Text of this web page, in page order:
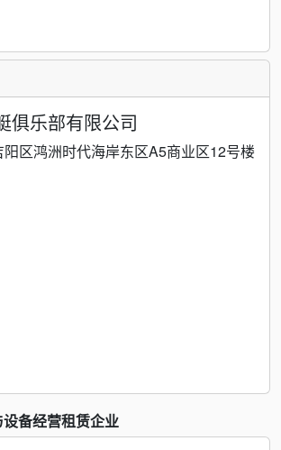
俱乐部有限公司
区鸿洲时代海岸东区A5商业区12号楼
备经营租赁企业